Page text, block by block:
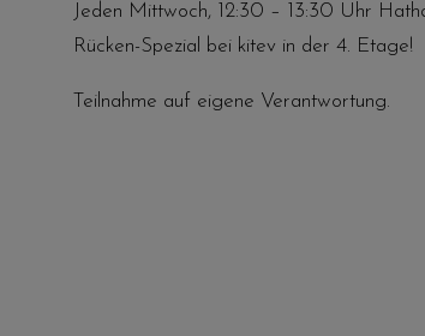
Jeden Mittwoch, 12:30 – 13:30 Uhr
Rücken-Spezial bei kitev in der 4. Etage!
Teilnahme auf eigene Verantwortung.